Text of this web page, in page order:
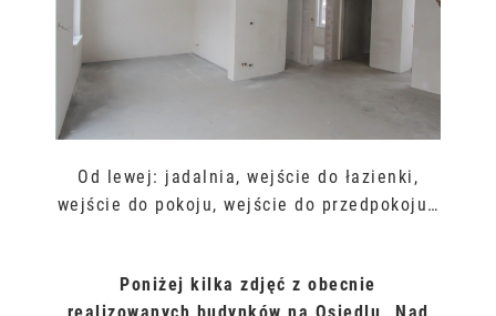
Od lewej: jadalnia, wejście do łazienki,
wejście do pokoju, wejście do przedpokoju…
Poniżej kilka zdjęć z obecnie